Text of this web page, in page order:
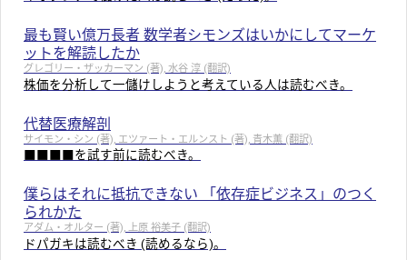
最も賢い億万長者 数学者シモンズはいかにしてマーケ
ットを解読したか
グレゴリー・ザッカーマン (著), 水谷 淳 (翻訳)
株価を分析して一儲けしようと考えている人は読むべき。
代替医療解剖
サイモン・シン (著), エツァート・エルンスト (著), 青木薫 (翻訳)
■■■■を試す前に読むべき。
僕らはそれに抵抗できない 「依存症ビジネス」のつく
られかた
アダム・オルター (著), 上原 裕美子 (翻訳)
ドパガキは読むべき (読めるなら)。